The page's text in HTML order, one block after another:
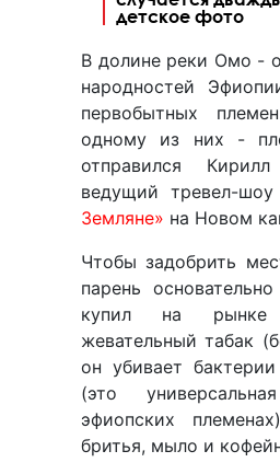
детское фото
В долине реки Омо -
народностей
первобытных
одному из них -
отправился
ведущий тревел-шоу
Земляне» на Новом
Чтобы задобрить
парень
купил на
жевательный табак
он убивает
(это
эфиопских
бритья, мыло и